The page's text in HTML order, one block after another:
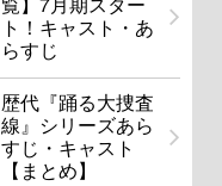
ト！キャスト・あ
らすじ
歴代『踊る大捜査
線』シリーズあら
すじ・キャスト
【まとめ】